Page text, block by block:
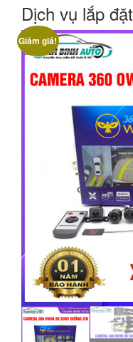
Dịch vụ lắp đặt
Giảm giá!